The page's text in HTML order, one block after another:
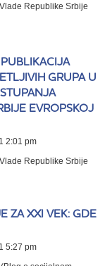
Republike Srbije
GRUPA U
EVROPSKOJ
2:01 pm
Republike Srbije
ZA XXI VEK: GDE
5:27 pm